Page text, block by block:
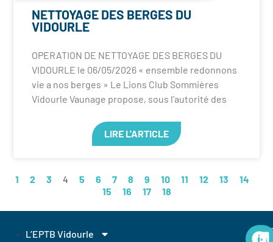
NETTOYAGE DES BERGES DU
VIDOURLE
OPERATION DE NETTOYAGE DES BERGES DU
VIDOURLE le 06/05/2026 « ensemble redonnons
vie a nos berges » Le Lions Club Sommières
Vidourle Vaunage propose, sous l’autorité des
LIRE L'ARTICLE
1 2 3 4 5 6 7 8 9 10 11 12 13
14
15
16 17 18
L’EPTB Vidourle